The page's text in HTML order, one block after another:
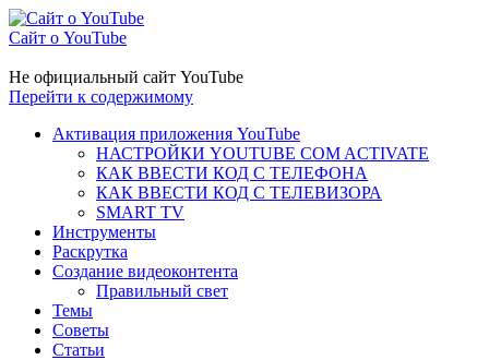
Сайт о YouTube
Не официальный сайт YouTube
Перейти к содержимому
Активация приложения YouTube
НАСТРОЙКИ YOUTUBE COM ACTIVATE
КАК ВВЕСТИ КОД С ТЕЛЕФОНА
КАК ВВЕСТИ КОД С ТЕЛЕВИЗОРА
SMART TV
Инструменты
Раскрутка
Создание видеоконтента
Правильный свет
Темы
Советы
Статьи